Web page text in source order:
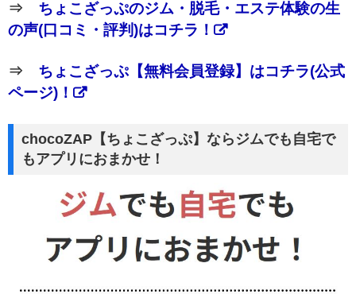
⇒ ちょこざっぷのジム・脱毛・エステ体験の生
の声(口コミ・評判)はコチラ！
⇒ ちょこざっぷ【無料会員登録】はコチラ(公式
ページ)！
chocoZAP【ちょこざっぷ】ならジムでも自宅で
もアプリにおまかせ！